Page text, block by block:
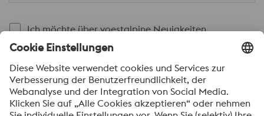
Ich möchte über voestalpine Neuigkeiten
automatisch informiert werden.
SENDEN
Anti-Roboter-Verifizierung